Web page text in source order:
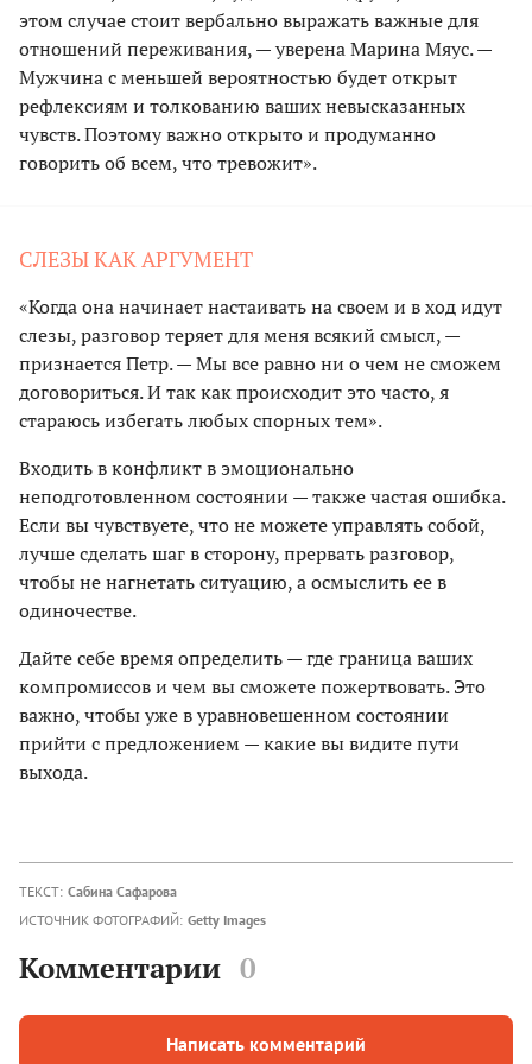
этом случае стоит вербально выражать важные для
отношений переживания, — уверена Марина Мяус. —
Мужчина с меньшей вероятностью будет открыт
рефлексиям и толкованию ваших невысказанных
чувств. Поэтому важно открыто и продуманно
говорить об всем, что тревожит».
СЛЕЗЫ КАК АРГУМЕНТ
«Когда она начинает настаивать на своем и в ход идут
слезы, разговор теряет для меня всякий смысл, —
признается Петр. — Мы все равно ни о чем не сможем
договориться. И так как происходит это часто, я
стараюсь избегать любых спорных тем».
Входить в конфликт в эмоционально
неподготовленном состоянии — также частая ошибка.
Если вы чувствуете, что не можете управлять собой,
лучше сделать шаг в сторону, прервать разговор,
чтобы не нагнетать ситуацию, а осмыслить ее в
одиночестве.
Дайте себе время определить — где граница ваших
компромиссов и чем вы сможете пожертвовать. Это
важно, чтобы уже в уравновешенном состоянии
прийти с предложением — какие вы видите пути
выхода.
ТЕКСТ: Сабина Сафарова
ИСТОЧНИК ФОТОГРАФИЙ: Getty Images
Комментарии 0
Написать комментарий